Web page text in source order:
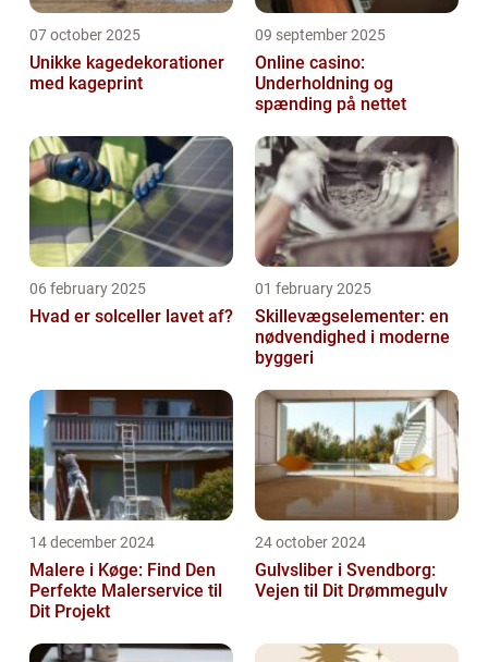
07 october 2025
Unikke kagedekorationer
med kageprint
09 september 2025
Online casino:
Underholdning og
spænding på nettet
06 february 2025
Hvad er solceller lavet af?
01 february 2025
Skillevægselementer: en
nødvendighed i moderne
byggeri
14 december 2024
Malere i Køge: Find Den
Perfekte Malerservice til
Dit Projekt
24 october 2024
Gulvsliber i Svendborg:
Vejen til Dit Drømmegulv